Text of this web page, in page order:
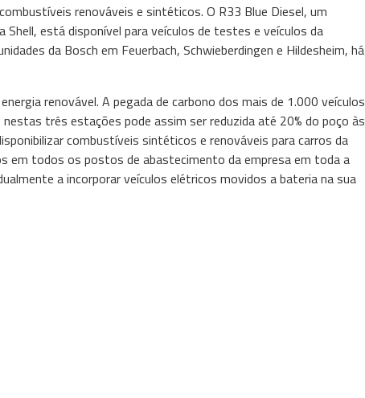
renováveis e sintéticos. O R33 Blue Diesel, um
Shell, está disponível para veículos de testes e veículos da
da Bosch em Feuerbach, Schwieberdingen e Hildesheim, há
renovável. A pegada de carbono dos mais de 1.000 veículos
três estações pode assim ser reduzida até 20% do poço às
combustíveis sintéticos e renováveis para carros da
em todos os postos de abastecimento da empresa em toda a
a incorporar veículos elétricos movidos a bateria na sua